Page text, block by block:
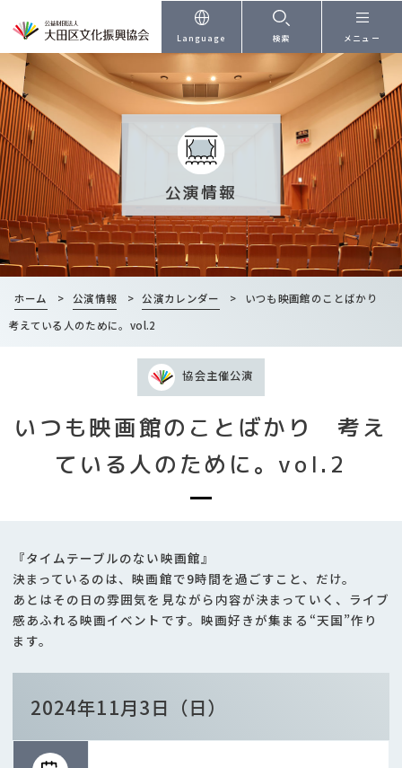
本文へ
Language 検索 メニュー
公演情報
ホーム > 公演情報 > 公演カレンダー >
いつも映画館のことばかり
考えている人のために。vol.2
協会主催公演
いつも映画館のことばかり 考え
ている人のために。vol.2
『タイムテーブルのない映画館』
決まっているのは、映画館で9時間を過ごすこと、だけ。
あとはその日の雰囲気を見ながら内容が決まっていく、ライブ
感あふれる映画イベントです。映画好きが集まる“天国”作り
ます。
2024年11月3日（日）